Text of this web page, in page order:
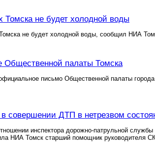
Томска не будет холодной воды
не будет холодной воды, сообщил НИА
Общественной палаты Томска
письмо Общественной палаты
совершении ДТП в нетрезвом
инспектора дорожно-патрульной
НИА Томск старший помощник руководителя